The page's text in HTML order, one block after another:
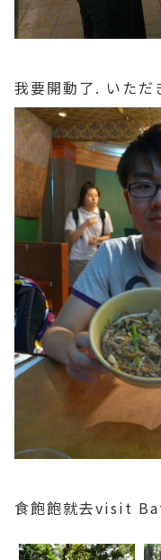
我要開動了. いた
食飽飽就去visit